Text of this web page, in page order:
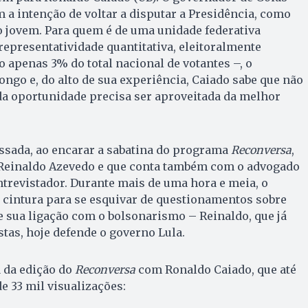
a intenção de voltar a disputar a Presidência, como
jovem. Para quem é de uma unidade federativa
quantitativa, eleitoralmente
apenas 3% do total nacional de votantes –, o
e, do alto de sua experiência, Caiado sabe que não
oportunidade precisa ser aproveitada da melhor
ao encarar a sabatina do programa Reconversa,
Azevedo e que conta também com o advogado
Durante mais de uma hora e meia, o
para se esquivar de questionamentos sobre
sua ligação com o bolsonarismo – Reinaldo, que já
hoje defende o governo Lula.
edição do Reconversa com Ronaldo Caiado, que até
33 mil visualizações: